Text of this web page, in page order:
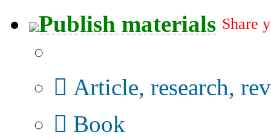
Publish materials Share
Article, research,
Book